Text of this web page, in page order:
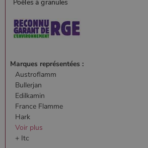
Marques représentées :
Austroflamm
Bullerjan
Edilkamin
France Flamme
Hark
Voir plus
+ Itc